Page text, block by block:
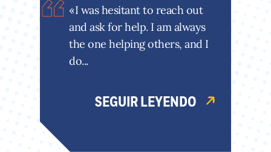
«I was hesitant to reach out
and ask for help. I am always
the one helping others, and I
do...
SEGUIR LEYENDO